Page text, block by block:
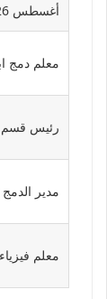
أغسطس 2026
معلم دمج
رئيس قسم
مدير الدمج
معلم